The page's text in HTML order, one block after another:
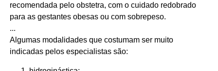
recomendada pelo obstetra, com o cuidado redobrado
para as gestantes obesas ou com sobrepeso.
...
Algumas modalidades que costumam ser muito
indicadas pelos especialistas são: